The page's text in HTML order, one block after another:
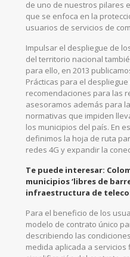
de uno de nuestros pilares
que se enfoca en la
usuarios de servicios de
Impulsar el despliegue de
del territorio nacional
para ello, en 2013
Prácticas para el
recomendaciones para las
asesoramos además para
normativas que impiden
los municipios del país. En
definimos la hoja de ruta
redes 4G y expandir la
Te puede interesar:
municipios ‘libres de
infraestructura de
Para el beneficio de los
modelo de contrato único
describiendo las
medida aplicada a servicios